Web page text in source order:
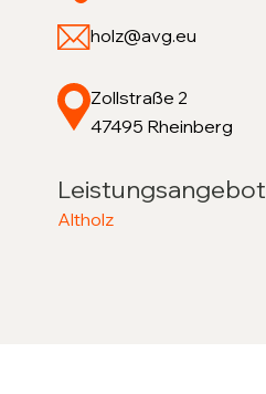
holz@avg.eu
Zollstraße 2
47495 Rheinberg
Leistungsangebot
Altholz